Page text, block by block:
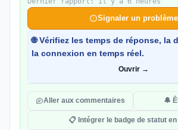
Signaler un problème
🌐 Vérifiez les temps de réponse, la
la connexion en temps réel.
Ouvrir →
Aller aux commentaires 🔔
📋 Intégrer le badge de statut